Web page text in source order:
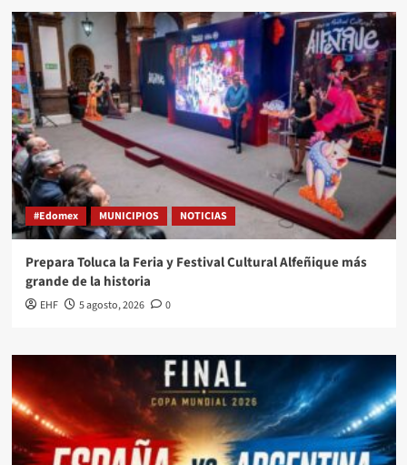
#Edomex MUNICIPIOS NOTICIAS
Prepara Toluca la Feria y Festival Cultural Alfeñique más
grande de la historia
EHF 5 agosto, 2026 0